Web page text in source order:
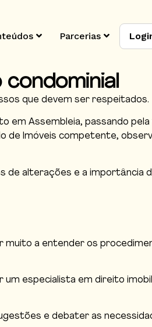
Parcerias
que devem ser respeitados.
em Assembleia, passando
de Imóveis competente,
de alterações e a importância
muito a entender os
especialista em direito
e debater as